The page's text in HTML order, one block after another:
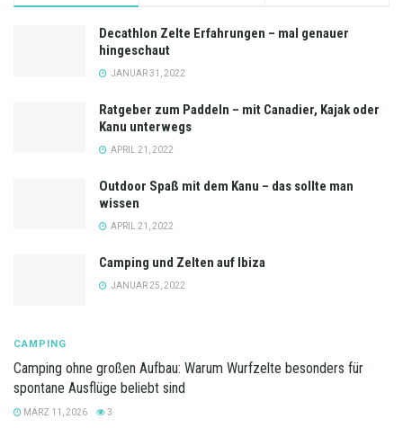
Decathlon Zelte Erfahrungen – mal genauer
hingeschaut
JANUAR 31, 2022
Ratgeber zum Paddeln – mit Canadier, Kajak oder
Kanu unterwegs
APRIL 21, 2022
Outdoor Spaß mit dem Kanu – das sollte man
wissen
APRIL 21, 2022
Camping und Zelten auf Ibiza
JANUAR 25, 2022
CAMPING
Camping ohne großen Aufbau: Warum Wurfzelte besonders für
spontane Ausflüge beliebt sind
MÄRZ 11, 2026 3